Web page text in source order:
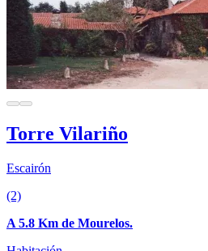
Torre Vilariño
Escairón
(2)
A 5.8 Km de Mourelos.